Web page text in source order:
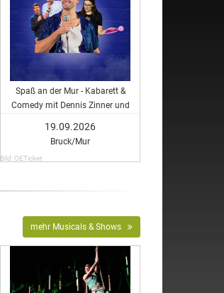
Spaß an der Mur - Kabarett &
Comedy mit Dennis Zinner und
19.09.2026
Bruck/Mur
Bild: OETicket
mehr Musicals & Shows